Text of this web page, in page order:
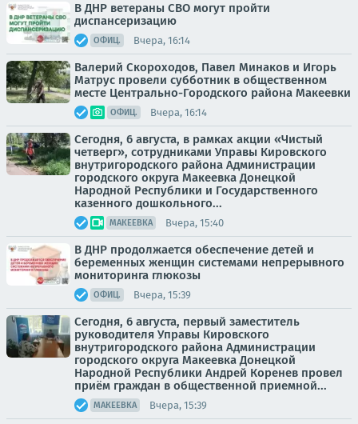
В ДНР ветераны СВО могут пройти
диспансеризацию
ОФИЦ. Вчера, 16:14
Валерий Скороходов, Павел Минаков и Игорь
Матрус провели субботник в общественном
месте Центрально-Городского района Макеевки
ОФИЦ. Вчера, 16:14
Сегодня, 6 августа, в рамках акции «Чистый
четверг», сотрудниками Управы Кировского
внутригородского района Администрации
городского округа Макеевка Донецкой
Народной Республики и Государственного
казенного дошкольного...
МАКЕЕВКА Вчера, 15:40
В ДНР продолжается обеспечение детей и
беременных женщин системами непрерывного
мониторинга глюкозы
ОФИЦ. Вчера, 15:39
Сегодня, 6 августа, первый заместитель
руководителя Управы Кировского
внутригородского района Администрации
городского округа Макеевка Донецкой
Народной Республики Андрей Коренев провел
приём граждан в общественной приемной...
МАКЕЕВКА Вчера, 15:39